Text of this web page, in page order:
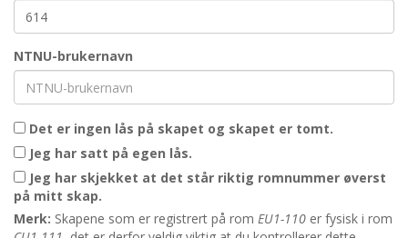
NTNU-brukernavn
Det er ingen lås på skapet og skapet er tomt.
Jeg har satt på egen lås.
på mitt skap.
Merk: Skapene som er registrert på rom EU1-110 er fysisk i rom